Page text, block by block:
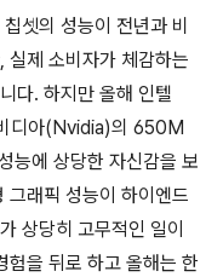
셋의 성능이 전년과 비
실제 소비자가 체감하는
다. 하지만 올해 인텔
디아(Nvidia)의 650M
능에 상당한 자신감을 보
그래픽 성능이 하이엔드
상당히 고무적인 일이
험을 뒤로 하고 올해는 한